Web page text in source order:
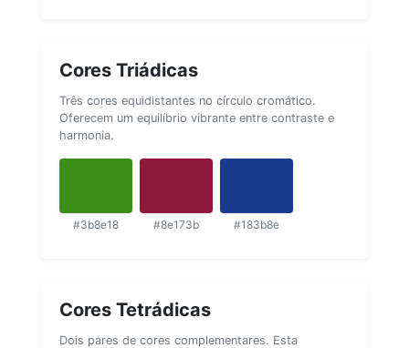
Cores Triádicas
Três cores equidistantes no círculo cromático.
Oferecem um equilíbrio vibrante entre contraste e
harmonia.
#3b8e18 #8e173b #183b8e
Cores Tetrádicas
Dois pares de cores complementares. Esta